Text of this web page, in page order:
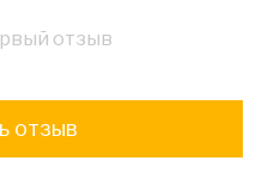
отзыв
отзыв